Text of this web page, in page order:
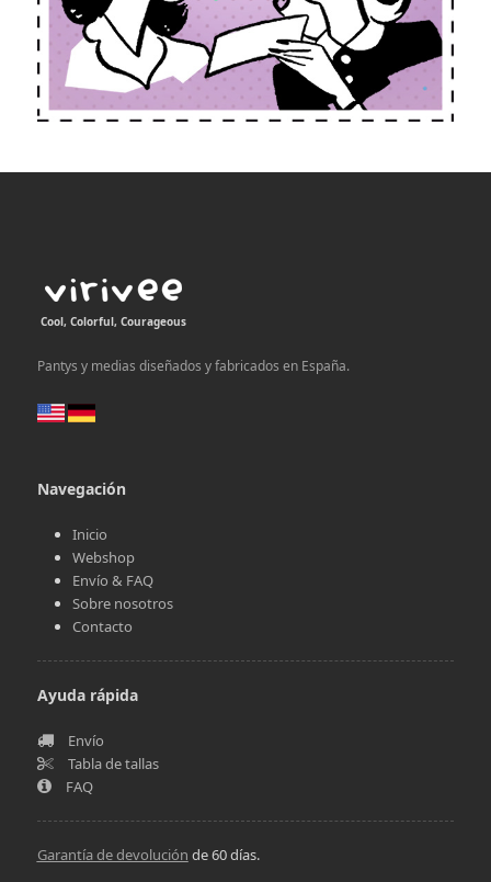
Cool, Colorful, Courageous
Pantys y medias diseñados y fabricados en España.
Navegación
Inicio
Webshop
Envío & FAQ
Sobre nosotros
Contacto
Ayuda rápida
Envío
Tabla de tallas
FAQ
Garantía de devolución de 60 días.